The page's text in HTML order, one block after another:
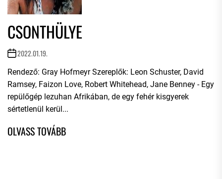
CSONTHÜLYE
2022.01.19.
Rendező: Gray Hofmeyr Szereplők: Leon Schuster, David
Ramsey, Faizon Love, Robert Whitehead, Jane Benney - Egy
repülőgép lezuhan Afrikában, de egy fehér kisgyerek
sértetlenül kerül...